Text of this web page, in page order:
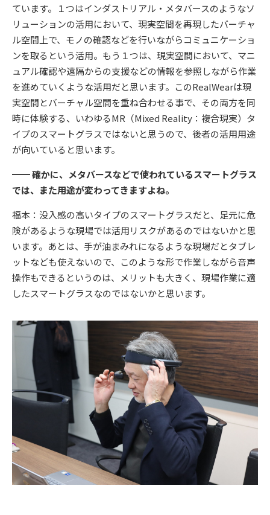
ています。１つはインダストリアル・メタバースのようなソ
リューションの活用において、現実空間を再現したバーチャ
ル空間上で、モノの確認などを行いながらコミュニケーショ
ンを取るという活用。もう１つは、現実空間において、マニ
ュアル確認や遠隔からの支援などの情報を参照しながら作業
を進めていくような活用だと思います。このRealWearは現
実空間とバーチャル空間を重ね合わせる事で、その両方を同
時に体験する、いわゆるMR（Mixed Reality：複合現実）タ
イプのスマートグラスではないと思うので、後者の活用用途
が向いていると思います。
━━ 確かに、メタバースなどで使われているスマートグラス
では、また用途が変わってきますよね。
福本：没入感の高いタイプのスマートグラスだと、足元に危
険があるような現場では活用リスクがあるのではないかと思
います。あとは、手が油まみれになるような現場だとタブレ
ットなども使えないので、このような形で作業しながら音声
操作もできるというのは、メリットも大きく、現場作業に適
したスマートグラスなのではないかと思います。